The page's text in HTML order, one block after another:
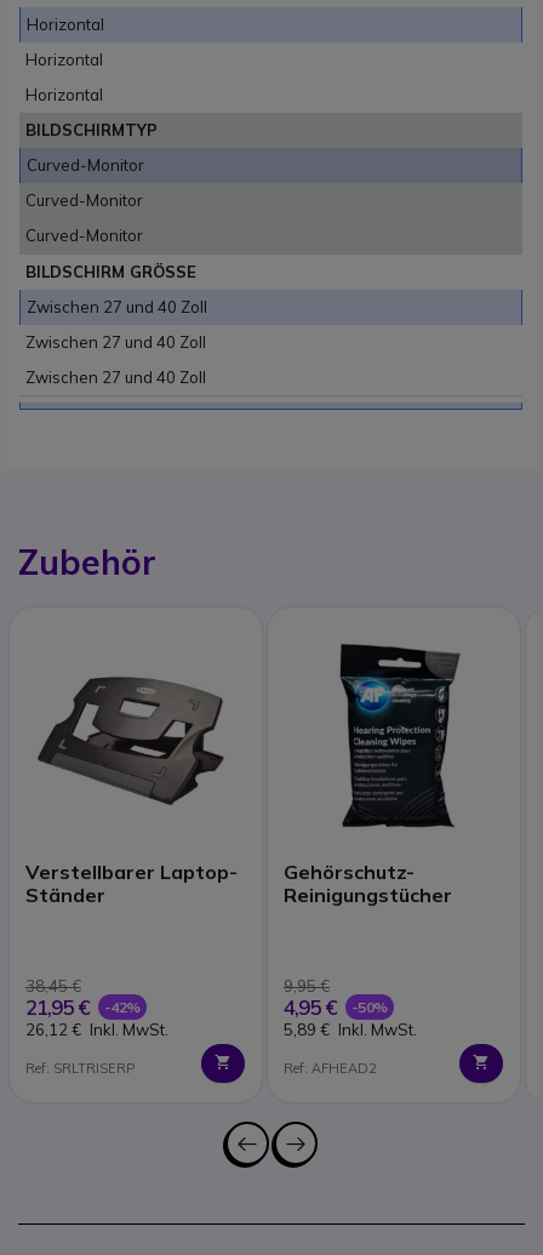
Horizontal
Horizontal
Horizontal
BILDSCHIRMTYP
Curved-Monitor
Curved-Monitor
Curved-Monitor
BILDSCHIRM GRÖSSE
Zwischen 27 und 40 Zoll
Zwischen 27 und 40 Zoll
Zwischen 27 und 40 Zoll
Zubehör
Verstellbarer Laptop-
Ständer
38,45 €
21,95 € -42%
26,12 € Inkl. MwSt.
Ref: SRLTRISERP
Gehörschutz-
Reinigungstücher
9,95 €
4,95 € -50%
5,89 € Inkl. MwSt.
Ref: AFHEAD2